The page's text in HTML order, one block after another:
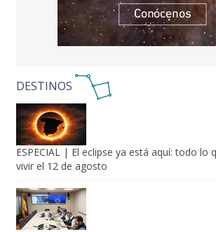
ESPECIAL | El eclipse ya está aquí: todo lo
vivir el 12 de agosto
Interior moviliza 33.600 agentes para el
eclipse